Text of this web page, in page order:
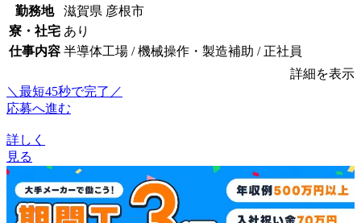
勤務地
滋賀県 彦根市
寮・社宅 あり
仕事内容 半導体工場 / 機械操作・製造補助 / 正社員
詳細を表示
＼最短45秒で完了／
応募へ進む
詳しく
見る